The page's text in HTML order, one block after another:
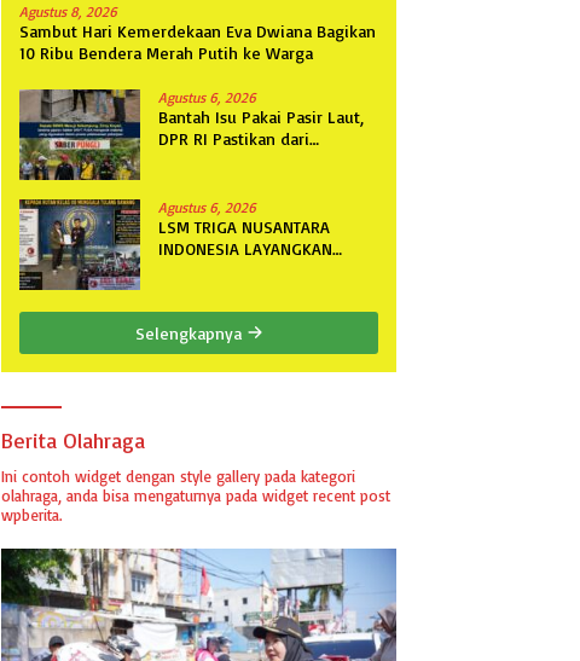
Agustus 8, 2026
Sambut Hari Kemerdekaan Eva Dwiana Bagikan
10 Ribu Bendera Merah Putih ke Warga
Agustus 6, 2026
Bantah Isu Pakai Pasir Laut,
DPR RI Pastikan dari
Sejati Sudah Sesuai
Spesifikasi
Agustus 6, 2026
LSM TRIGA NUSANTARA
INDONESIA LAYANGKAN
KELAS IIB MENGGALA TERKAIT
PERMOHONAN INFORMASI
PUBLIK
Selengkapnya
Berita Olahraga
Ini contoh widget dengan style gallery pada kategori
olahraga, anda bisa mengaturnya pada widget recent post
wpberita.